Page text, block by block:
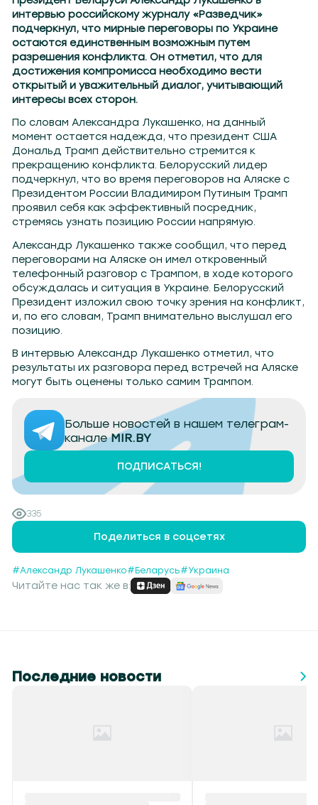
интервью российскому журналу «Разведчик»
подчеркнул, что мирные переговоры по Украине
остаются единственным возможным путем
разрешения конфликта. Он отметил, что для
достижения компромисса необходимо вести
открытый и уважительный диалог, учитывающий
интересы всех сторон.
По словам Александра Лукашенко, на данный
момент остается надежда, что президент США
Дональд Трамп действительно стремится к
прекращению конфликта. Белорусский лидер
подчеркнул, что во время переговоров на Аляске с
Президентом России Владимиром Путиным Трамп
проявил себя как эффективный посредник,
стремясь узнать позицию России напрямую.
Александр Лукашенко также сообщил, что перед
переговорами на Аляске он имел откровенный
телефонный разговор с Трампом, в ходе которого
обсуждалась и ситуация в Украине. Белорусский
Президент изложил свою точку зрения на конфликт,
и, по его словам, Трамп внимательно выслушал его
позицию.
В интервью Александр Лукашенко отметил, что
результаты их разговора перед встречей на Аляске
могут быть оценены только самим Трампом.
Больше новостей в нашем телеграм-
каналеMIR.BY
ПОДПИСАТЬСЯ!
335
Поделиться в соцсетях
#Александр Лукашенко#Беларусь#Украина
Читайте нас так же в:
Последние новости